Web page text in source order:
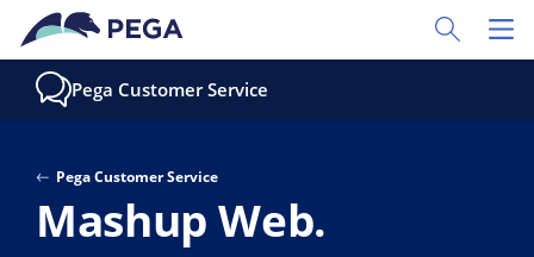
Passer directement au contenu principal
Toggle
Pega Customer Service
Pega Customer Service
Mashup Web.